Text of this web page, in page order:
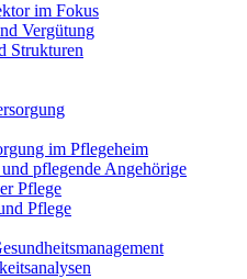
im Fokus
Vergütung
Strukturen
im Pflegeheim
pflegende Angehörige
Pflege
Pflege